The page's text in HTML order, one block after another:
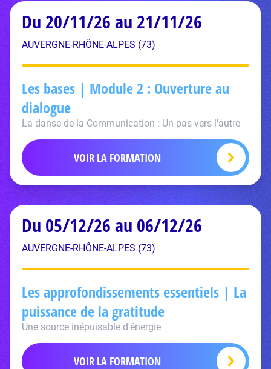
Du 20/11/26 au 21/11/26
AUVERGNE-RHÔNE-ALPES (73)
Les bases | Module 2 : Ouverture au
dialogue
La danse de la Communication : Un pas vers l'autre
VOIR LA FORMATION
Du 05/12/26 au 06/12/26
AUVERGNE-RHÔNE-ALPES (73)
Les approfondissements essentiels | La
puissance de la gratitude
Une source inépuisable d'énergie
VOIR LA FORMATION